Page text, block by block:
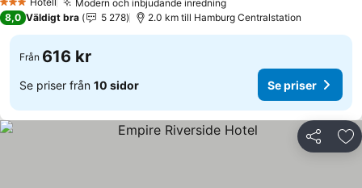
3 Stjärnor Modern och inbjudande inredning
8,0 Väldigt bra 5 278 2.0 km till Hamburg Centralstation
Från 616 kr
Se priser från 10 sidor Se priser
Dela